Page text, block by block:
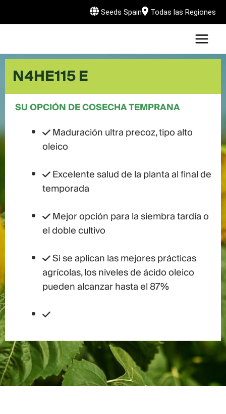
Seeds Spain Todas las Regiones
to
N4HE115 E
SU OPCIÓN DE COSECHA TEMPRANA
Maduración ultra precoz, tipo alto
oleico
Excelente salud de la planta al final de
temporada
Mejor opción para la siembra tardía o
el doble cultivo
Si se aplican las mejores prácticas
agrícolas, los niveles de ácido oleico
pueden alcanzar hasta el 87%